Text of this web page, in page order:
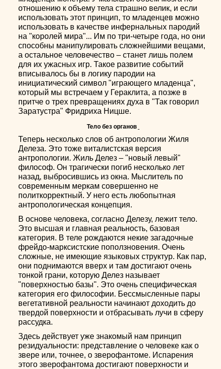
отношению к объему тела страшно велик, и если
использовать этот принцип, то младенцев можно
использовать в качестве инфернальных пародий
на "королей мира"... Им по три-четыре года, но они
способны манипулировать сложнейшими вещами,
а остальное человечество – станет лишь полем
для их ужасных игр. Такое развитие событий
вписывалось бы в логику пародии на
инициатический символ "играющего младенца",
который мы встречаем у Гераклита, а позже в
притче о трех превращениях духа в "Так говорил
Заратустра" Фридриха Ницше.
Тело без органов
Теперь несколько слов об антропологии Жиля
Делеза. Это тоже виталистская версия
антропологии. Жиль Делез – "новый левый"
философ. Он трагически погиб несколько лет
назад, выбросившись из окна. Мыслитель по
современным меркам совершенно не
политкорректный. У него есть любопытная
антропологическая концепция.
В основе человека, согласно Делезу, лежит тело.
Это высшая и главная реальность, базовая
категория. В теле рождаются некие загадочные
фрейдо-марксистские поползновения. Очень
сложные, не имеющие языковых структур. Как пар,
они поднимаются вверх и там достигают очень
тонкой грани, которую Делез называет
"поверхностью базы". Это очень специфическая
категория его философии. Бессмысленные пары
вегетативной реальности начинают доходить до
твердой поверхности и отбрасывать лучи в сферу
рассудка.
Здесь действует уже знакомый нам принцип
резидуальности: представление о человеке как о
звере или, точнее, о зверофантоме. Испарения
этого зверофантома достигают поверхности и